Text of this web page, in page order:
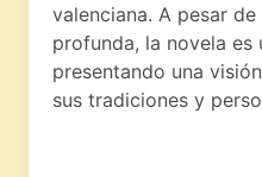
valenciana. A pesar
profunda, la novela es
presentando una
sus tradiciones y